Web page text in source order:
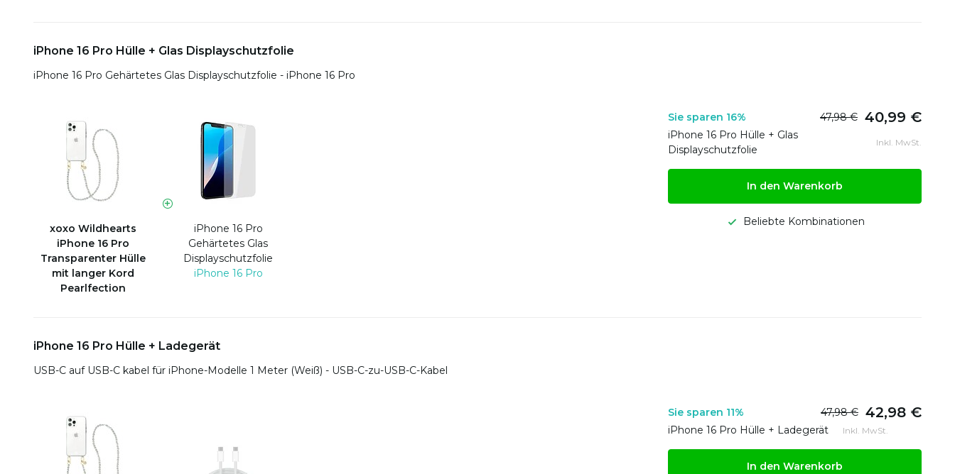
iPhone 16 Pro Hülle + Glas Displayschutzfolie
iPhone 16 Pro Gehärtetes Glas Displayschutzfolie - iPhone 16 Pro
xoxo Wildhearts
iPhone 16 Pro
Transparenter Hülle
mit langer Kord
Pearlfection
iPhone 16 Pro
Gehärtetes Glas
Displayschutzfolie
iPhone 16 Pro
Sie sparen 16% 47,98 € 40,99 €
iPhone 16 Pro Hülle + Glas
Displayschutzfolie
Inkl. MwSt.
In den Warenkorb
Beliebte Kombinationen
iPhone 16 Pro Hülle + Ladegerät
USB-C auf USB-C kabel für iPhone-Modelle 1 Meter (Weiß) - USB-C-zu-USB-C-Kabel
Sie sparen 11% 47,98 € 42,98 €
iPhone 16 Pro Hülle + Ladegerät Inkl. MwSt.
In den Warenkorb